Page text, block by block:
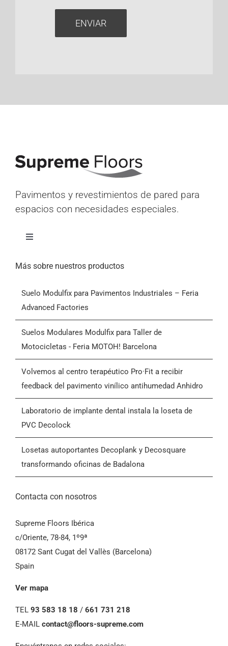
ENVIAR
Pavimentos y revestimientos de pared para
espacios con necesidades especiales.
Alternar
Inicio
Productos
Quiénes somos
Contactar
Condiciones Generales de Venta (CGV)
Más sobre nuestros productos
Suelo Modulfix para Pavimentos Industriales – Feria
Advanced Factories
Suelos Modulares Modulfix para Taller de
Motocicletas - Feria MOTOH! Barcelona
Volvemos al centro terapéutico Pro·Fit a recibir
feedback del pavimento vinílico antihumedad Anhidro
Laboratorio de implante dental instala la loseta de
PVC Decolock
Losetas autoportantes Decoplank y Decosquare
transformando oficinas de Badalona
Contacta con nosotros
Supreme Floors Ibérica
c/Oriente, 78-84, 1º9ª
08172 Sant Cugat del Vallès (Barcelona)
Spain
Ver mapa
TEL 93 583 18 18 / 661 731 218
E-MAIL contact@floors-supreme.com